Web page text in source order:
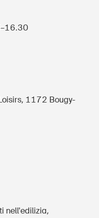
e Comuni
1172 Bougy-
nell'edilizia,